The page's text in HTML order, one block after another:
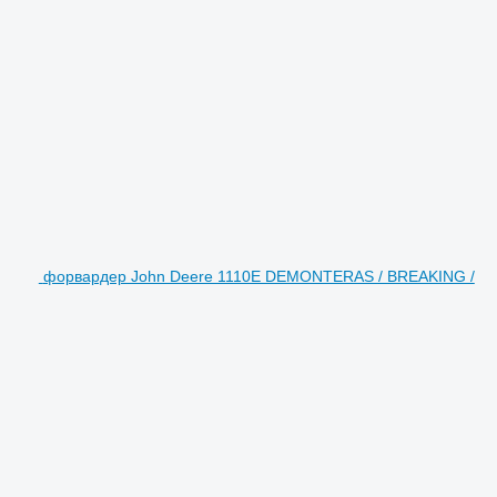
форвардер John Deere 1110E DEMONTERAS / BREAKING /